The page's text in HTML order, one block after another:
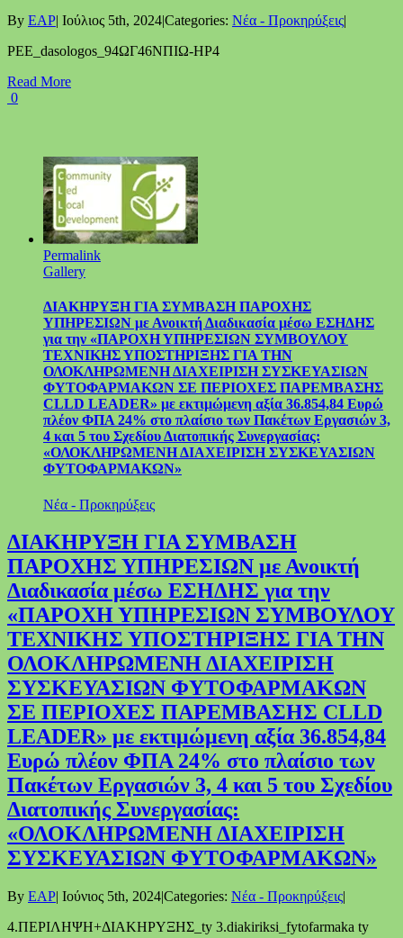
By EAP| Ιούλιος 5th, 2024|Categories: Νέα - Προκηρύξεις|
PEE_dasologos_94ΩΓ46ΝΠΙΩ-ΗΡ4
Read More
0
Permalink
Gallery
ΔΙΑΚΗΡΥΞΗ ΓΙΑ ΣΥΜΒΑΣΗ ΠΑΡΟΧΗΣ
ΥΠΗΡΕΣΙΩΝ με Ανοικτή Διαδικασία μέσω ΕΣΗΔΗΣ
για την «ΠΑΡΟΧΗ ΥΠΗΡΕΣΙΩΝ ΣΥΜΒΟΥΛΟΥ
ΤΕΧΝΙΚΗΣ ΥΠΟΣΤΗΡΙΞΗΣ ΓΙΑ ΤΗΝ
ΟΛΟΚΛΗΡΩΜΕΝΗ ΔΙΑΧΕΙΡΙΣΗ ΣΥΣΚΕΥΑΣΙΩΝ
ΦΥΤΟΦΑΡΜΑΚΩΝ ΣΕ ΠΕΡΙΟΧΕΣ ΠΑΡΕΜΒΑΣΗΣ
CLLD LEADER» με εκτιμώμενη αξία 36.854,84 Ευρώ
πλέον ΦΠΑ 24% στο πλαίσιο των Πακέτων Εργασιών 3,
4 και 5 του Σχεδίου Διατοπικής Συνεργασίας:
«ΟΛΟΚΛΗΡΩΜΕΝΗ ΔΙΑΧΕΙΡΙΣΗ ΣΥΣΚΕΥΑΣΙΩΝ
ΦΥΤΟΦΑΡΜΑΚΩΝ»
Νέα - Προκηρύξεις
ΔΙΑΚΗΡΥΞΗ ΓΙΑ ΣΥΜΒΑΣΗ
ΠΑΡΟΧΗΣ ΥΠΗΡΕΣΙΩΝ με Ανοικτή
Διαδικασία μέσω ΕΣΗΔΗΣ για την
«ΠΑΡΟΧΗ ΥΠΗΡΕΣΙΩΝ ΣΥΜΒΟΥΛΟΥ
ΤΕΧΝΙΚΗΣ ΥΠΟΣΤΗΡΙΞΗΣ ΓΙΑ ΤΗΝ
ΟΛΟΚΛΗΡΩΜΕΝΗ ΔΙΑΧΕΙΡΙΣΗ
ΣΥΣΚΕΥΑΣΙΩΝ ΦΥΤΟΦΑΡΜΑΚΩΝ
ΣΕ ΠΕΡΙΟΧΕΣ ΠΑΡΕΜΒΑΣΗΣ CLLD
LEADER» με εκτιμώμενη αξία 36.854,84
Ευρώ πλέον ΦΠΑ 24% στο πλαίσιο των
Πακέτων Εργασιών 3, 4 και 5 του Σχεδίου
Διατοπικής Συνεργασίας:
«ΟΛΟΚΛΗΡΩΜΕΝΗ ΔΙΑΧΕΙΡΙΣΗ
ΣΥΣΚΕΥΑΣΙΩΝ ΦΥΤΟΦΑΡΜΑΚΩΝ»
By EAP| Ιούνιος 5th, 2024|Categories: Νέα - Προκηρύξεις|
4.ΠΕΡΙΛΗΨΗ+ΔΙΑΚΗΡΥΞΗΣ_ty 3.diakiriksi_fytofarmaka ty